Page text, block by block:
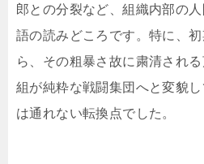
郎との分裂など、組織内部の
語の読みどころです。特に、
ら、その粗暴さ故に粛清され
組が純粋な戦闘集団へと変貌
は通れない転換点でした。